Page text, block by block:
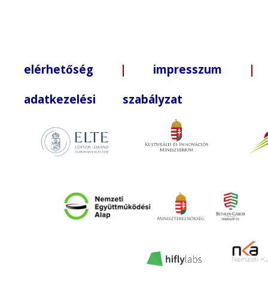
elérhetőség | impresszum |
adatkezelési szabályzat